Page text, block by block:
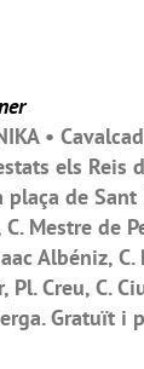
•
els Reis
de Sant
Mestre de
Albéniz, C.
Pl. Creu, C.
Gratuït i